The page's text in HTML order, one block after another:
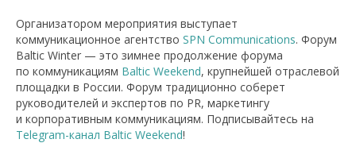
Организатором мероприятия выступает
коммуникационное агентство SPN Communications. Форум
Baltic Winter — это зимнее продолжение форума
по коммуникациям Baltic Weekend, крупнейшей отраслевой
площадки в России. Форум традиционно соберет
руководителей и экспертов по PR, маркетингу
и корпоративным коммуникациям. Подписывайтесь на
Telegram-канал Baltic Weekend!